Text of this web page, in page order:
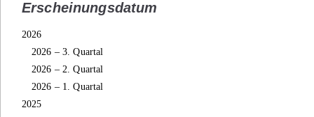
Erscheinungsdatum
2026
2026 – 3. Quartal
2026 – 2. Quartal
2026 – 1. Quartal
2025